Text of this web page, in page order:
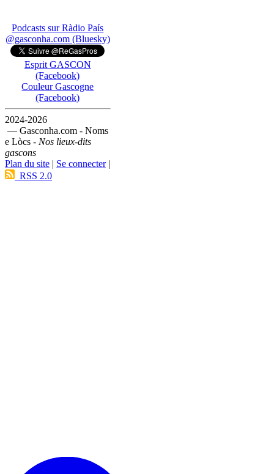
Podcasts sur Ràdio País
@gasconha.com (Bluesky)
Esprit GASCON
(Facebook)
Couleur Gascogne
(Facebook)
2024-2026
— Gasconha.com - Noms
e Lòcs - Nos lieux-dits
gascons
Plan du site | Se connecter|
RSS 2.0